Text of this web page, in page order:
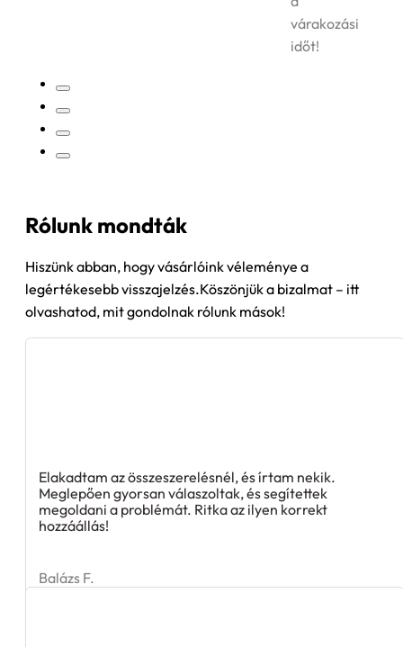
kiszállítását!
Rólunk mondták
Hiszünk abban, hogy vásárlóink véleménye a
legértékesebb visszajelzés.Köszönjük a bizalmat – itt
olvashatod, mit gondolnak rólunk mások!
Elakadtam az összeszerelésnél, és írtam nekik.
Meglepően gyorsan válaszoltak, és segítettek
megoldani a problémát. Ritka az ilyen korrekt
hozzáállás!
Balázs F.